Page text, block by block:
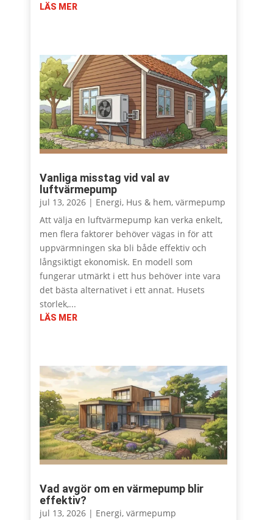
LÄS MER
Vanliga misstag vid val av
luftvärmepump
jul 13, 2026| Energi, Hus & hem, värmepump
Att välja en luftvärmepump kan verka enkelt,
men flera faktorer behöver vägas in för att
uppvärmningen ska bli både effektiv och
långsiktigt ekonomisk. En modell som
fungerar utmärkt i ett hus behöver inte vara
det bästa alternativet i ett annat. Husets
storlek,...
LÄS MER
Vad avgör om en värmepump blir
effektiv?
jul 13, 2026| Energi, värmepump